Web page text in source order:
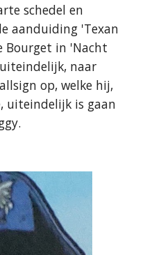
schedel en
aanduiding 'Texan
Bourget in 'Nacht
naar
op, welke hij,
uiteindelijk is gaan